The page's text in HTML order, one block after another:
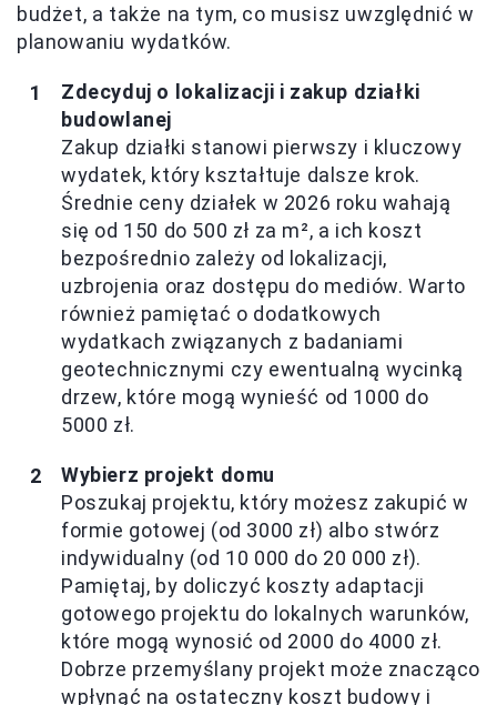
budżet, a także na tym, co musisz uwzględnić w
planowaniu wydatków.
Zdecyduj o lokalizacji i zakup działki
budowlanej
Zakup działki stanowi pierwszy i kluczowy
wydatek, który kształtuje dalsze krok.
Średnie ceny działek w 2026 roku wahają
się od 150 do 500 zł za m², a ich koszt
bezpośrednio zależy od lokalizacji,
uzbrojenia oraz dostępu do mediów. Warto
również pamiętać o dodatkowych
wydatkach związanych z badaniami
geotechnicznymi czy ewentualną wycinką
drzew, które mogą wynieść od 1000 do
5000 zł.
Wybierz projekt domu
Poszukaj projektu, który możesz zakupić w
formie gotowej (od 3000 zł) albo stwórz
indywidualny (od 10 000 do 20 000 zł).
Pamiętaj, by doliczyć koszty adaptacji
gotowego projektu do lokalnych warunków,
które mogą wynosić od 2000 do 4000 zł.
Dobrze przemyślany projekt może znacząco
wpłynąć na ostateczny koszt budowy i